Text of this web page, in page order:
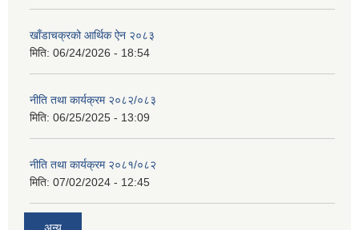
खाँडाचक्रको आर्थिक ऐन २०८३
मिति: 06/24/2026 - 18:54
नीति तथा कार्यक्रम २०८२/०८३
मिति: 06/25/2025 - 13:09
नीति तथा कार्यक्रम २०८१/०८२
मिति: 07/02/2024 - 12:45
अन्य